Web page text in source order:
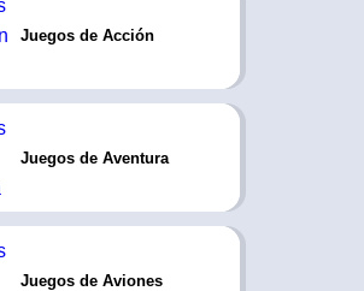
Juegos de Acción
Juegos de Aventura
Juegos de Aviones